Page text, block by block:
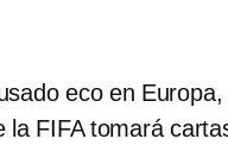
eco en Europa,
la FIFA tomará